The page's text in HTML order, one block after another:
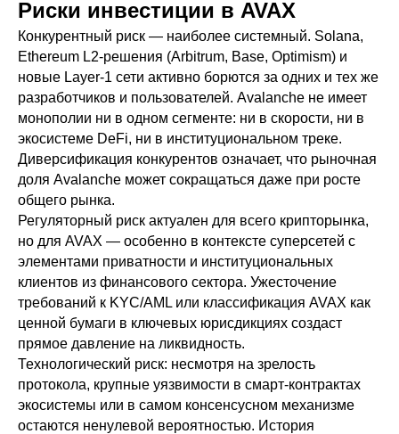
Риски инвестиции в AVAX
Конкурентный риск — наиболее системный. Solana,
Ethereum L2-решения (Arbitrum, Base, Optimism) и
новые Layer-1 сети активно борются за одних и тех же
разработчиков и пользователей. Avalanche не имеет
монополии ни в одном сегменте: ни в скорости, ни в
экосистеме DeFi, ни в институциональном треке.
Диверсификация конкурентов означает, что рыночная
доля Avalanche может сокращаться даже при росте
общего рынка.
Регуляторный риск актуален для всего крипторынка,
но для AVAX — особенно в контексте суперсетей с
элементами приватности и институциональных
клиентов из финансового сектора. Ужесточение
требований к KYC/AML или классификация AVAX как
ценной бумаги в ключевых юрисдикциях создаст
прямое давление на ликвидность.
Технологический риск: несмотря на зрелость
протокола, крупные уязвимости в смарт-контрактах
экосистемы или в самом консенсусном механизме
остаются ненулевой вероятностью. История